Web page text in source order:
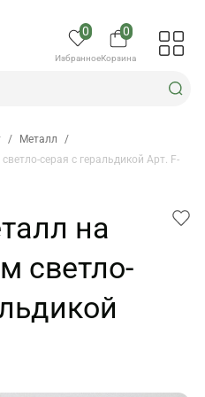
0
Избранное
0
Корзина
/ Металл
/
серая с геральдикой Арт. F-
на
светло-